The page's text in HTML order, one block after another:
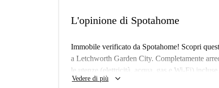
L'opinione di Spotahome
Immobile verificato da Spotahome! Scopri
a Letchworth Garden City. Completamente
le utenze (elettricità, acqua, gas e Wi-Fi)
Include anche un balcone o una terrazza,
Vedere di più keyboard_arrow_down